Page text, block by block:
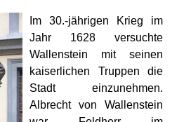
Im 30.-jährigen Krieg im
Jahr 1628 versuchte
Wallenstein mit seinen
kaiserlichen Truppen die
Stadt einzunehmen.
Albrecht von Wallenstein